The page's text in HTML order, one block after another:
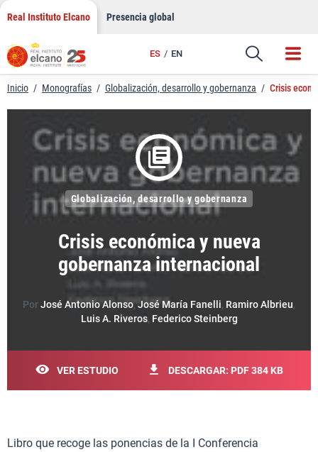
Saltar
contenido
Real Instituto Elcano Presencia global
ES EN
Enlace
Inicio / Monografías / Globalización, desarrollo y gobernanza / Crisis
Crisis económica y nueva
gobernanza internacional
Globalización, desarrollo y gobernanza
PorJosé Antonio Alonso,José María Fanelli, Ramiro Albrieu,
Luis A. Riveros, Federico Steinberg
VER ESTUDIO DESCARGAR: PDF 384 KB
Libro que recoge las ponencias de la I Conferencia